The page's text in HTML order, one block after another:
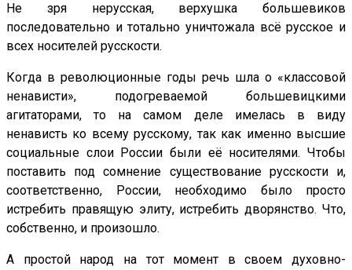
Не зря нерусская, верхушка большевиков
последовательно и тотально уничтожала всё русское и
всех носителей русскости.
Когда в революционные годы речь шла о «классовой
ненависти», подогреваемой большевицкими
агитаторами, то на самом деле имелась в виду
ненависть ко всему русскому, так как именно высшие
социальные слои России были её носителями. Чтобы
поставить под сомнение существование русскости и,
соответственно, России, необходимо было просто
истребить правящую элиту, истребить дворянство. Что,
собственно, и произошло.
А простой народ на тот момент в своем духовно-